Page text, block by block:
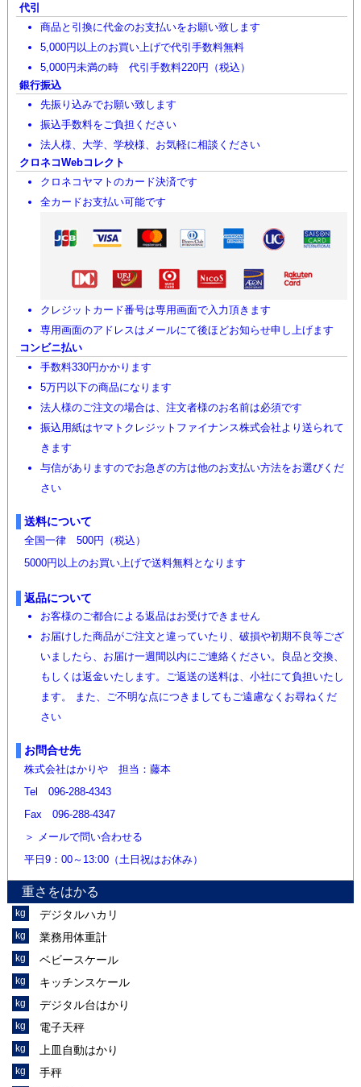
代引
商品と引換に代金のお支払いをお願い致します
5,000円以上のお買い上げで代引手数料無料
5,000円未満の時 代引手数料220円（税込）
銀行振込
先振り込みでお願い致します
振込手数料をご負担ください
法人様、大学、学校様、お気軽に相談ください
クロネコWebコレクト
クロネコヤマトのカード決済です
全カードお支払い可能です
クレジットカード番号は専用画面で入力頂きます
専用画面のアドレスはメールにて後ほどお知らせ申し上げます
コンビニ払い
手数料330円かかります
5万円以下の商品になります
法人様のご注文の場合は、注文者様のお名前は必須です
振込用紙はヤマトクレジットファイナンス株式会社より送られて
きます
与信がありますのでお急ぎの方は他のお支払い方法をお選びくだ
さい
送料について
全国一律 500円（税込）
5000円以上のお買い上げで送料無料となります
返品について
お客様のご都合による返品はお受けできません
お届けした商品がご注文と違っていたり、破損や初期不良等ござ
いましたら、お届け一週間以内にご連絡ください。良品と交換、
もしくは返金いたします。ご返送の送料は、小社にて負担いたし
ます。 また、ご不明な点につきましてもご遠慮なくお尋ねくだ
さい
お問合せ先
株式会社はかりや 担当：藤本
Tel 096-288-4343
Fax 096-288-4347
メールで問い合わせる
平日9：00～13:00（土日祝はお休み）
重さをはかる
デジタルハカリ
業務用体重計
ベビースケール
キッチンスケール
デジタル台はかり
電子天秤
上皿自動はかり
手秤